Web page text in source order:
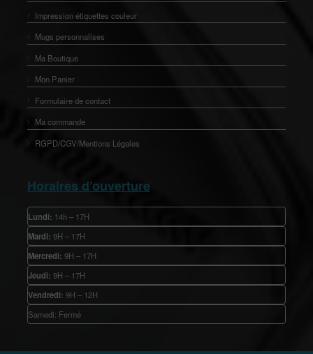
Impression étiquettes couleur
Mugs personnalises
Ma Boutique
Mon Panier
Formulaire de contact
Ma commande
RGPD/CGV/Mentions Légales
Horaires d’ouverture
Lundi: 14h – 17H
Mardi: 9H – 17H
Mercredi: 9H – 17H
Jeudi: 9H – 17H
Vendredi: 9H – 12H
Samedi: Fermé